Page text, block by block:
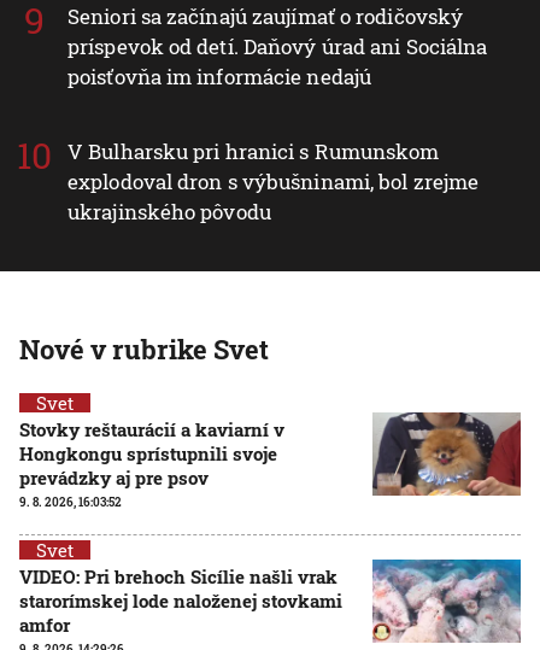
Seniori sa začínajú zaujímať o rodičovský
príspevok od detí. Daňový úrad ani Sociálna
poisťovňa im informácie nedajú
V Bulharsku pri hranici s Rumunskom
explodoval dron s výbušninami, bol zrejme
ukrajinského pôvodu
Nové v rubrike Svet
Svet
Stovky reštaurácií a kaviarní v
Hongkongu sprístupnili svoje
prevádzky aj pre psov
9. 8. 2026, 16:03:52
Svet
VIDEO: Pri brehoch Sicílie našli vrak
starorímskej lode naloženej stovkami
amfor